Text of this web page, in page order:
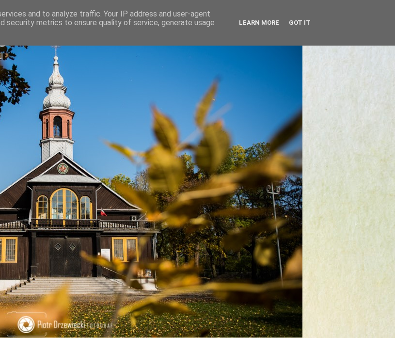
Zbawiciela
and to analyze traffic. Your IP address and user-agent
security metrics to ensure quality of service, generate usage
LEARN MORE GOT IT